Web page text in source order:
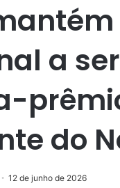
a
do
12 de junho de 2026